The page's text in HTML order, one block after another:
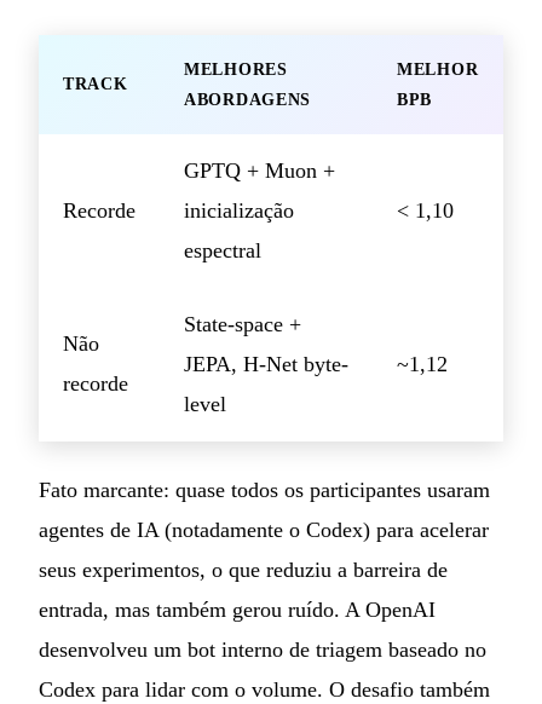
TRACK
MELHORES
ABORDAGENS
MELHOR
BPB
Recorde
GPTQ + Muon +
inicialização
espectral
< 1,10
Não
recorde
State-space +
JEPA, H-Net byte-
level
~1,12
Fato marcante: quase todos os participantes usaram
agentes de IA (notadamente o Codex) para acelerar
seus experimentos, o que reduziu a barreira de
entrada, mas também gerou ruído. A OpenAI
desenvolveu um bot interno de triagem baseado no
Codex para lidar com o volume. O desafio também